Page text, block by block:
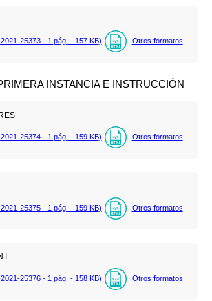
25373 - 1 pág. - 157 KB) Otros formatos
INSTANCIA E INSTRUCCIÓN
25374 - 1 pág. - 159 KB) Otros formatos
25375 - 1 pág. - 159 KB) Otros formatos
25376 - 1 pág. - 158 KB) Otros formatos